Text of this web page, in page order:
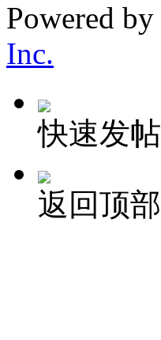
Powered by
Inc.
快速发帖
返回顶部